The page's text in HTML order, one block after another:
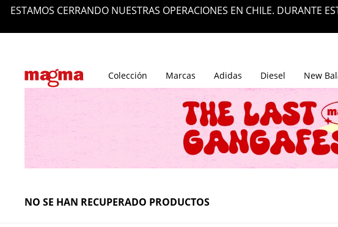
ESTAMOS CERRANDO NUESTRAS OPERACIONES EN CHILE. DURANTE
Colección Marcas Adidas Diesel New
NO SE HAN RECUPERADO PRODUCTOS